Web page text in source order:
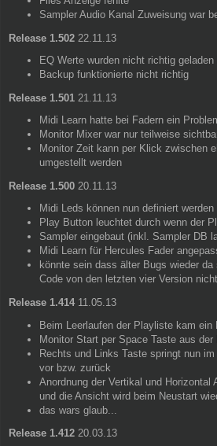
Sampler Audio Kanal Zuweisung war
Release 1.502 22.11.13
EQ Werte wurden nicht richtig
Backup funktionierte nicht richtig
Release 1.501 21.11.13
Midi Learn hatte bei Fadern ein
Monitor Mixer war nur teilweise
Monitor Zeit kann per Klick zwischen
umgestellt werden
Release 1.500 20.11.13
Midi Leds können nun definiert werden
Play Button leuchtet durch wenn der
Sampler eingebaut (inkl. Sampler DB
Midi Learn für Hercules Fader
könnte sein dass älter Bugs wieder
Code von den letzten vier Version
Release 1.414 11.05.13
Beim Leerlaufen der Playliste kam ein
Monitor Start per Space Taste aus
Rechts und Links Taste springt nun
vor bzw. zurück
Anordnung der Vertikal und Horizontal
und die Ansicht wird beim Neustart
das wars glaub...
Release 1.412 20.03.13